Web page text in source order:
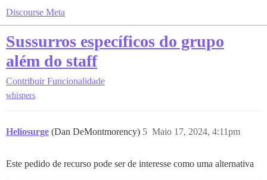
Discourse Meta
Sussurros específicos do grupo
além do staff
Contribuir Funcionalidade
whispers
Heliosurge (Dan DeMontmorency) Maio 17, 2024, 4:11pm
5
Este pedido de recurso pode ser de interesse como uma alternativa